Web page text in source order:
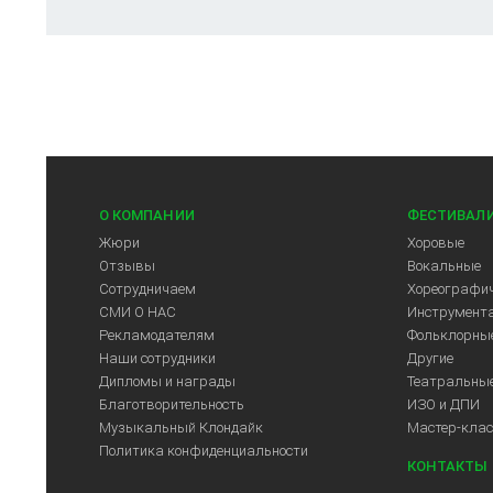
О КОМПАНИИ
Жюри
Отзывы
Сотрудничаем
СМИ О НАС
Рекламодателям
Наши сотрудники
Дипломы и награды
Благотворительность
Музыкальный Клондайк
Политика конфиденциальности
Хоровые
Вокальные
Другие
ИЗО и ДПИ
Мастер-
КОНТАКТЫ